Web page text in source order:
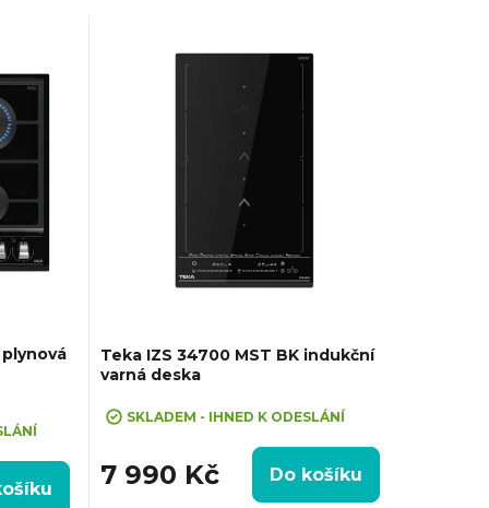
plynová
Teka IZS 34700 MST BK indukční
varná deska
SKLADEM - IHNED K ODESLÁNÍ
7 990 Kč Do košíku